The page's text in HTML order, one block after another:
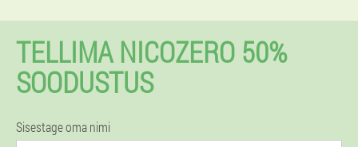
TELLIMA NICOZERO 50%
SOODUSTUS
Sisestage oma nimi